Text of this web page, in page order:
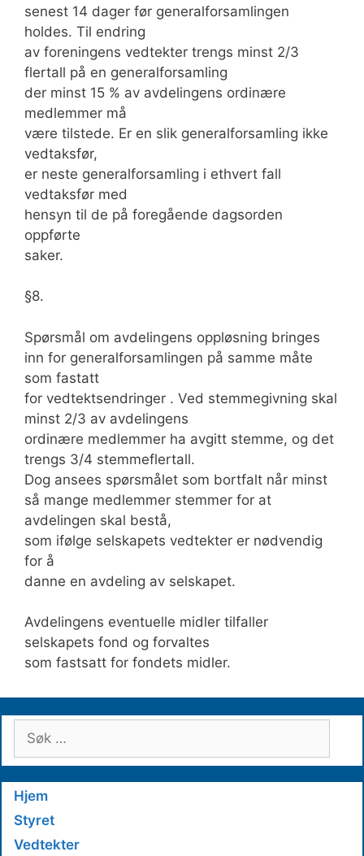
senest 14 dager før generalforsamlingen
holdes. Til endring
av foreningens vedtekter trengs minst 2/3
flertall på en generalforsamling
der minst 15 % av avdelingens ordinære
medlemmer må
være tilstede. Er en slik generalforsamling ikke
vedtaksfør,
er neste generalforsamling i ethvert fall
vedtaksfør med
hensyn til de på foregående dagsorden
oppførte
saker.
§8.
Spørsmål om avdelingens oppløsning bringes
inn for generalforsamlingen på samme måte
som fastatt
for vedtektsendringer . Ved stemmegivning skal
minst 2/3 av avdelingens
ordinære medlemmer ha avgitt stemme, og det
trengs 3/4 stemmeflertall.
Dog ansees spørsmålet som bortfalt når minst
så mange medlemmer stemmer for at
avdelingen skal bestå,
som ifølge selskapets vedtekter er nødvendig
for å
danne en avdeling av selskapet.
Avdelingens eventuelle midler tilfaller
selskapets fond og forvaltes
som fastsatt for fondets midler.
Søk
etter:
Hjem
Styret
Vedtekter